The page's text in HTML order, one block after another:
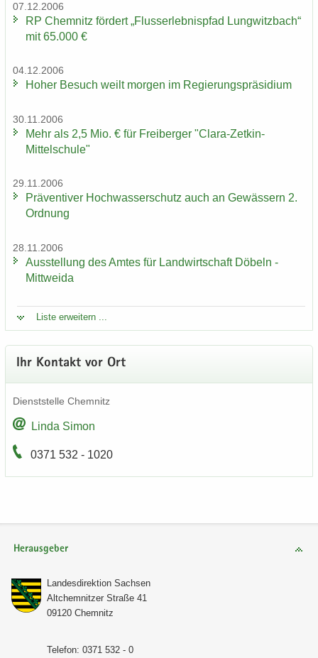
07.12.2006
RP Chem­nitz för­dert „Fluss­erleb­nis­pfad Lung­witz­bach“
mit 65.000 €
04.12.2006
Hoher Be­such weilt mor­gen im Re­gie­rungs­prä­si­di­um
30.11.2006
Mehr als 2,5 Mio. € für Frei­ber­ger "Clara-​Zetkin-
Mittelschule"
29.11.2006
Prä­ven­ti­ver Hoch­was­ser­schutz auch an Ge­wäs­sern 2.
Ord­nung
28.11.2006
Aus­stel­lung des Amtes für Land­wirt­schaft Dö­beln -
Mitt­wei­da
Liste er­wei­tern ...
Ihr Kon­takt vor Ort
Dienst­stel­le Chem­nitz
Linda Simon
0371 532 - 1020
Herausgeber
Lan­des­di­rek­ti­on Sach­sen
Alt­chem­nit­zer Stra­ße 41
09120 Chem­nitz
Te­le­fon: 0371 532 - 0